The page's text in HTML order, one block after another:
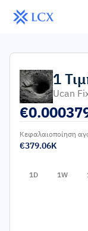
1
Ucan
€
Κεφαλαιοποίηση
€379.06K
1D 1W